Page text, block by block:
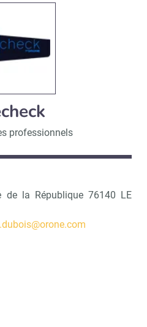
professionnels
de la République 76140 LE